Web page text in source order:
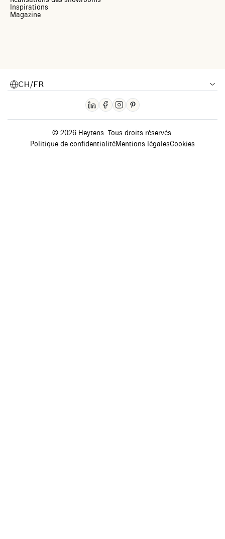
Inspirations
Magazine
CH/FR
© 2026 Heytens. Tous droits réservés.
Politique de confidentialitéMentions légalesCookies